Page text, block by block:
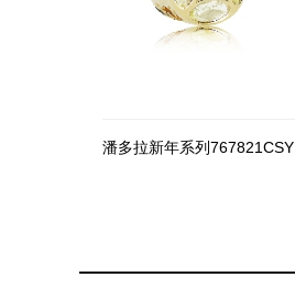
潘多拉新年系列767821CSY